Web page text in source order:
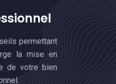
permettant
la mise en
de votre bien